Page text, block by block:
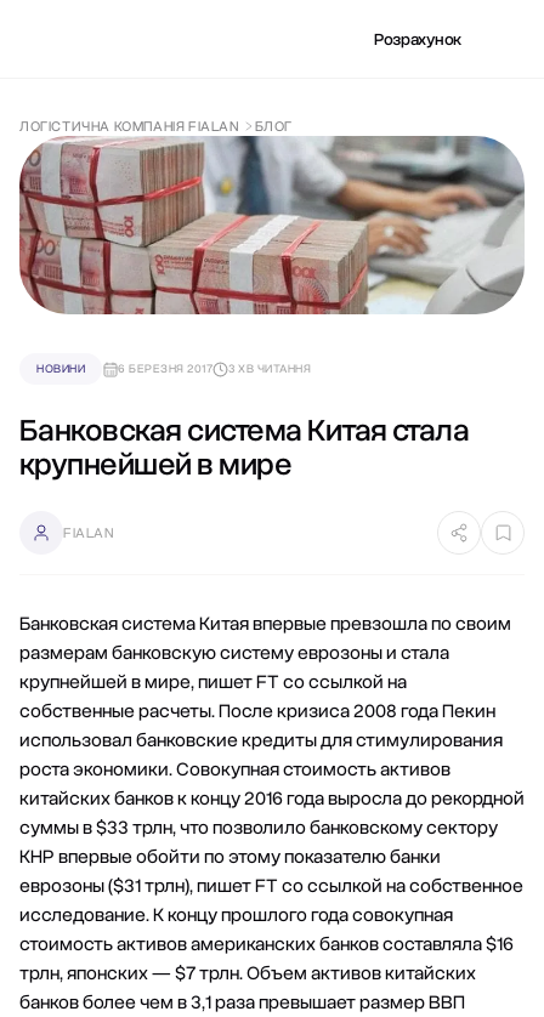
Розрахунок
ЛОГІСТИЧНА КОМПАНІЯ FIALAN БЛОГ
НОВИНИ 6 БЕРЕЗНЯ 2017 3 ХВ ЧИТАННЯ
Банковская система Китая стала
крупнейшей в мире
FIALAN
Банковская система Китая впервые превзошла по своим
размерам банковскую систему еврозоны и стала
крупнейшей в мире, пишет FT со ссылкой на
собственные расчеты. После кризиса 2008 года Пекин
использовал банковские кредиты для стимулирования
роста экономики. Совокупная стоимость активов
китайских банков к концу 2016 года выросла до рекордной
суммы в $33 трлн, что позволило банковскому сектору
КНР впервые обойти по этому показателю банки
еврозоны ($31 трлн), пишет FT со ссылкой на собственное
исследование. К концу прошлого года совокупная
стоимость активов американских банков составляла $16
трлн, японских — $7 трлн. Объем активов китайских
банков более чем в 3,1 раза превышает размер ВВП